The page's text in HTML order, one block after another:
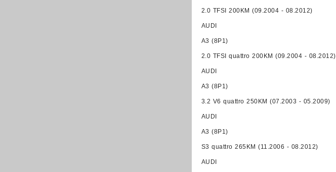
2.0 TFSI 200KM (09.2004 - 08.2012)
AUDI
A3 (8P1)
2.0 TFSI quattro 200KM (09.2004 - 08.2012)
AUDI
A3 (8P1)
3.2 V6 quattro 250KM (07.2003 - 05.2009)
AUDI
A3 (8P1)
S3 quattro 265KM (11.2006 - 08.2012)
AUDI